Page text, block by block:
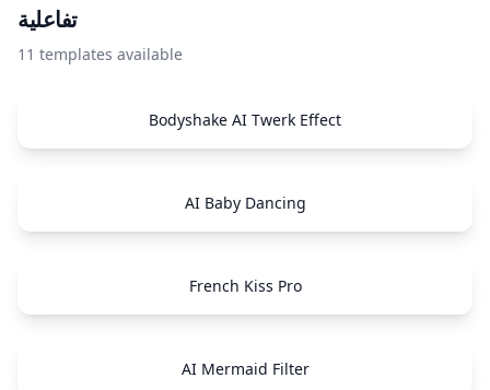
تفاعلية
11 templates available
Bodyshake AI Twerk Effect
AI Baby Dancing
French Kiss Pro
AI Mermaid Filter